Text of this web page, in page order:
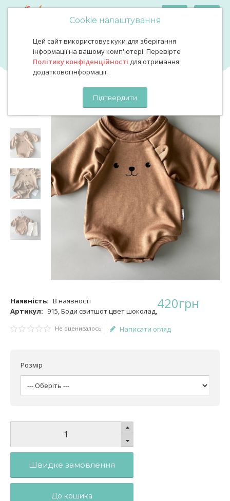
Cookie налаштування
Цей сайт використовує куки для зберігання
інформації на вашому комп'ютері. Перевірте
Політику конфіденційності для отримання
додаткової інформації.
Підтвердити
Боді світшот колір шоколад
Боді світшот колір шоколад
Наявність: В наявності
Артикул: 915, Боди свитшот цвет шоколад,420грн
Не оценивалось Написати огляд
Розмір
Швидке замовлення
До кошика